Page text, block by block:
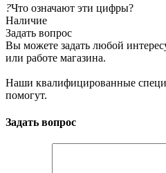
?Что означают эти цифры?
Наличие
Задать вопрос
Вы можете задать любой
или работе магазина.
Наши квалифицированные
помогут.
Задать вопрос